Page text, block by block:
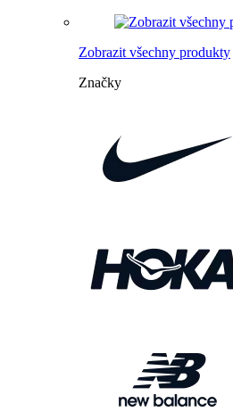
Zobrazit všechny produkty
Značky